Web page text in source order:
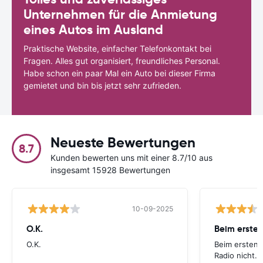
Unternehmen für die Anmietung
eines Autos im Ausland
Praktische Website, einfacher Telefonkontakt bei
Fragen. Alles gut organisiert, freundliches Personal.
Habe schon ein paar Mal ein Auto bei dieser Firma
gemietet und bin bis jetzt sehr zufrieden.
8.7 Neueste Bewertungen
Kunden bewerten uns mit einer 8.7/10 aus
insgesamt 15928 Bewertungen
10-09-2025
O.K.
O.K.
Beim
Beim ersten
Radio nicht.